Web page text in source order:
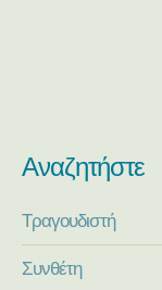
Αναζητήστε
Τραγουδιστή
Συνθέτη